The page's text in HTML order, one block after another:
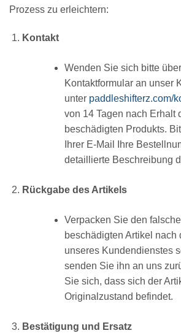
Prozess zu erleichtern:
Kontakt
Wenden Sie sich bitte
Kontaktformular an unser
unter paddleshifterz.com/
von 14 Tagen nach Erhalt
beschädigten Produkts.
Ihrer E-Mail Ihre
detaillierte Beschreibung
Rückgabe des Artikels
Verpacken Sie den
beschädigten Artikel nach
unseres Kundendienstes
senden Sie ihn an uns
Sie sich, dass sich der
Originalzustand befindet.
Bestätigung und Ersatz